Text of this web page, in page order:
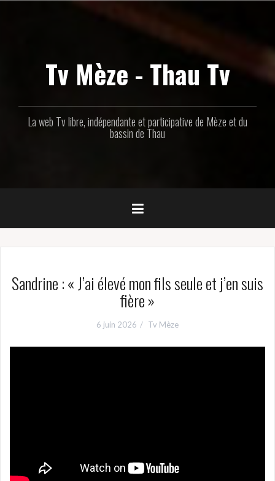
Tv Mèze - Thau Tv
La web Tv libre, indépendante et participative de Mèze et du
bassin de Thau
Sandrine : « J’ai élevé mon fils seule et j’en suis
fière »
6 juin 2026 Tv Mèze